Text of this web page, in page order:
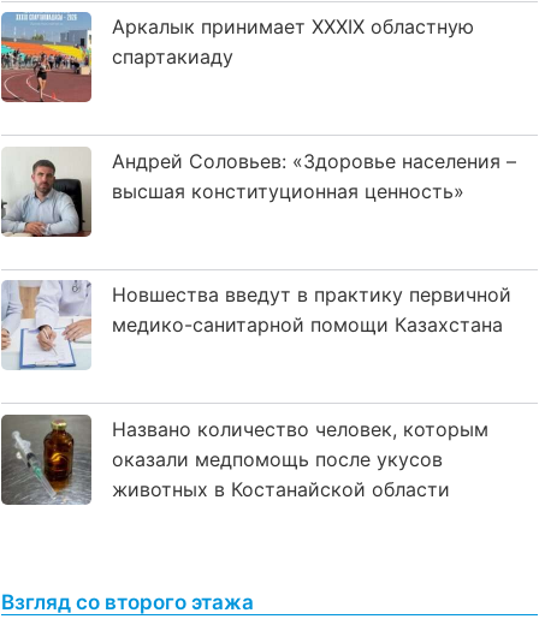
Аркалык принимает XXXIX областную
спартакиаду
Андрей Соловьев: «Здоровье населения –
высшая конституционная ценность»
Новшества введут в практику первичной
медико-санитарной помощи Казахстана
Названо количество человек, которым
оказали медпомощь после укусов
животных в Костанайской области
Взгляд со второго этажа